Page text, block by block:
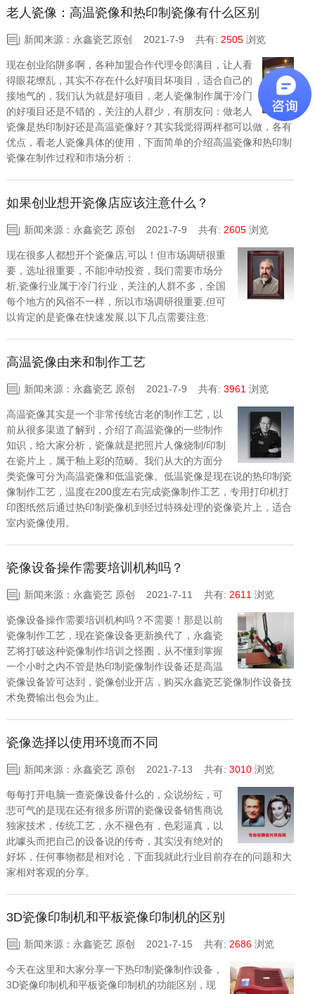
老人瓷像：高温瓷像和热印制瓷像有什么区别
新闻来源：永鑫瓷艺原创 2021-7-9 共有: 2505浏览
现在创业陷阱多啊，各种加盟合作代理令郎满目，让人看
得眼花缭乱，其实不存在什么好项目坏项目，适合自己的
接地气的，我们认为就是好项目，老人瓷像制作属于冷门
的好项目还是不错的，关注的人群少，有朋友问：做老人
瓷像是热印制好还是高温瓷像好？其实我觉得两样都可以做，各有
优点，看老人瓷像具体的使用，下面简单的介绍高温瓷像和热印制
瓷像在制作过程和市场分析：
如果创业想开瓷像店应该注意什么？
新闻来源：永鑫瓷艺 原创 2021-7-9 共有: 2605浏览
现在很多人都想开个瓷像店,可以！但市场调研很重
要，选址很重要，不能冲动投资，我们需要市场分
析,瓷像行业属于冷门行业，关注的人群不多，全国
每个地方的风俗不一样，所以市场调研很重要,但可
以肯定的是瓷像在快速发展,以下几点需要注意:
高温瓷像由来和制作工艺
新闻来源：永鑫瓷艺 原创 2021-7-9 共有: 3961 浏览
高温瓷像其实是一个非常传统古老的制作工艺，以
前从很多渠道了解到，介绍了高温瓷像的一些制作
知识，给大家分析，瓷像就是把照片人像烧制/印制
在瓷片上，属于釉上彩的范畴。我们从大的方面分
类瓷像可分为高温瓷像和低温瓷像。低温瓷像是现在说的热印制瓷
像制作工艺，温度在200度左右完成瓷像制作工艺，专用打印机打
印图纸然后通过热印制瓷像机到经过特殊处理的瓷像瓷片上，适合
室内瓷像使用。
瓷像设备操作需要培训机构吗？
新闻来源：永鑫瓷艺 原创 2021-7-11 共有: 2611 浏览
瓷像设备操作需要培训机构吗？不需要！那是以前
瓷像制作工艺，现在瓷像设备更新换代了，永鑫瓷
艺将打破这种瓷像制作培训之怪圈，从不懂到掌握
一个小时之内不管是热印制瓷像制作设备还是高温
瓷像设备皆可达到，瓷像创业开店，购买永鑫瓷艺瓷像制作设备技
术免费输出包会为止。
瓷像选择以使用环境而不同
新闻来源：永鑫瓷艺 原创 2021-7-13 共有: 3010浏览
每每打开电脑一查瓷像设备什么的，众说纷纭，可
悲可气的是现在还有很多所谓的瓷像设备销售商说
独家技术，传统工艺，永不褪色有，色彩逼真，以
此噱头而把自己的设备说的传奇，其实没有绝对的
好坏，任何事物都是相对论，下面我就此行业目前存在的问题和大
家相对客观的分享。
3D瓷像印制机和平板瓷像印制机的区别
新闻来源：永鑫瓷艺 原创 2021-7-15 共有: 2686浏览
今天在这里和大家分享一下热印制瓷像制作设备，
3D瓷像印制机和平板瓷像印制机的功能区别，现